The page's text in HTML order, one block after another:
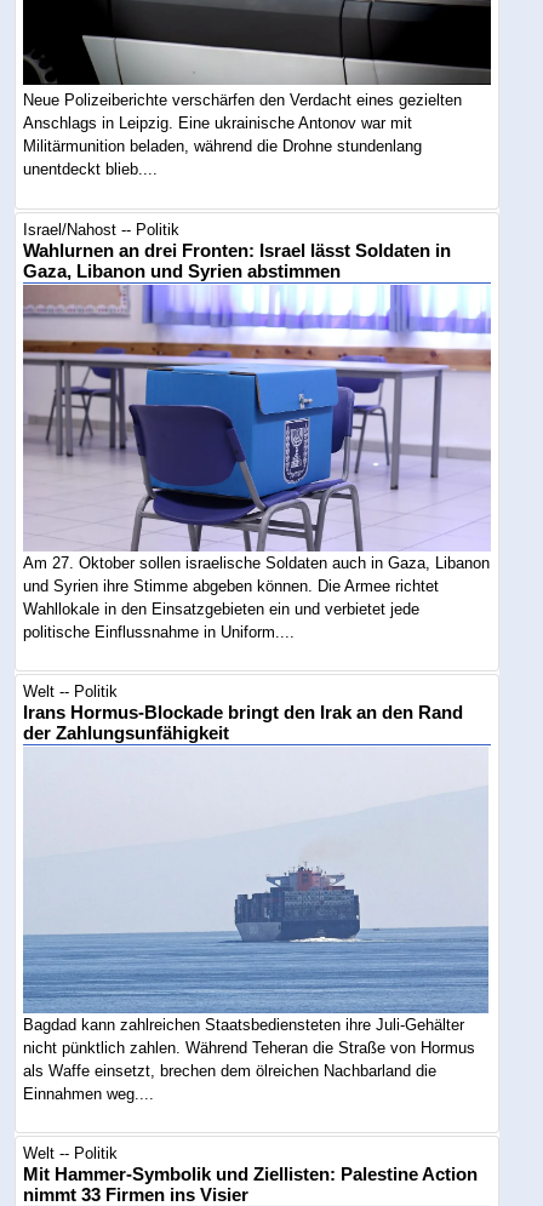
Neue Polizeiberichte verschärfen den Verdacht eines gezielten
Anschlags in Leipzig. Eine ukrainische Antonov war mit
Militärmunition beladen, während die Drohne stundenlang
unentdeckt blieb....
Israel/Nahost -- Politik
Wahlurnen an drei Fronten: Israel lässt Soldaten in
Gaza, Libanon und Syrien abstimmen
Am 27. Oktober sollen israelische Soldaten auch in Gaza, Libanon
und Syrien ihre Stimme abgeben können. Die Armee richtet
Wahllokale in den Einsatzgebieten ein und verbietet jede
politische Einflussnahme in Uniform....
Welt -- Politik
Irans Hormus-Blockade bringt den Irak an den Rand
der Zahlungsunfähigkeit
Bagdad kann zahlreichen Staatsbediensteten ihre Juli-Gehälter
nicht pünktlich zahlen. Während Teheran die Straße von Hormus
als Waffe einsetzt, brechen dem ölreichen Nachbarland die
Einnahmen weg....
Welt -- Politik
Mit Hammer-Symbolik und Ziellisten: Palestine Action
nimmt 33 Firmen ins Visier